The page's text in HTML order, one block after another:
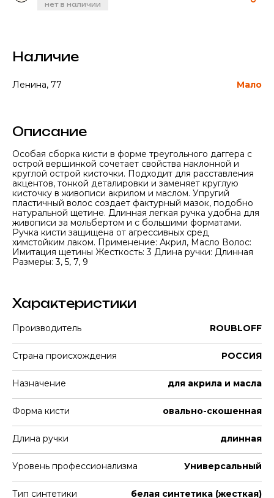
нет в наличии
Наличие
Ленина, 77 Мало
Описание
Особая сборка кисти в форме треугольного даггера с
острой вершинкой сочетает свойства наклонной и
круглой острой кисточки. Подходит для расставления
акцентов, тонкой деталировки и заменяет круглую
кисточку в живописи акрилом и маслом. Упругий
пластичный волос создает фактурный мазок, подобно
натуральной щетине. Длинная легкая ручка удобна для
живописи за мольбертом и с большими форматами.
Ручка кисти защищена от агрессивных сред
химстойким лаком. Применение: Акрил, Масло Волос:
Имитация щетины Жесткость: 3 Длина ручки: Длинная
Размеры: 3, 5, 7, 9
Характеристики
Производитель ROUBLOFF
Страна происхождения РОССИЯ
Назначение для акрила и масла
Форма кисти овальнo-скошенная
Длина ручки длинная
Уровень профессионализма Универсальный
Тип синтетики белая синтетика (жесткая)